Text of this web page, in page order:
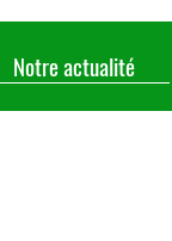
Notre actualité